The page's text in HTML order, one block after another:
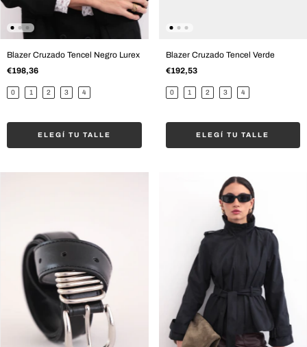
Blazer Cruzado Tencel Negro Lurex
€198,36
0 1 2 3 4
ELEGÍ TU TALLE
Blazer Cruzado Tencel Verde
€192,53
0 1 2 3 4
ELEGÍ TU TALLE